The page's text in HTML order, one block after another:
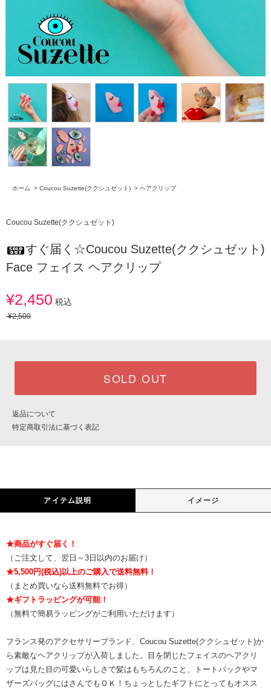
ホーム > Coucou Suzette(ククシュゼット) > ヘアクリップ
Coucou Suzette(ククシュゼット)
すぐ届く☆Coucou Suzette(ククシュゼット)
Face フェイス ヘアクリップ
¥2,450 税込
¥2,500
SOLD OUT
返品について
特定商取引法に基づく表記
アイテム説明 イメージ
★商品がすぐ届く！
（ご注文して、翌日～3日以内のお届け）
★5,500円(税込)以上のご購入で送料無料！
（まとめ買いなら送料無料でお得）
★ギフトラッピングが可能！
（無料で簡易ラッピングがご利用いただけます）
フランス発のアクセサリーブランド、Coucou Suzette(ククシュゼット)か
ら素敵なヘアクリップが入荷しました。目を閉じたフェイスのヘアクリ
ップは見た目の可愛いらしさで髪はもちろんのこと、トートバックやマ
ザーズバッグにはさんでもＯＫ！ちょっとしたギフトにとってもオスス